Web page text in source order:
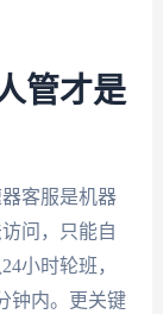
管才是
客服是机器
问，只能自
小时轮班，
钟内。更关键